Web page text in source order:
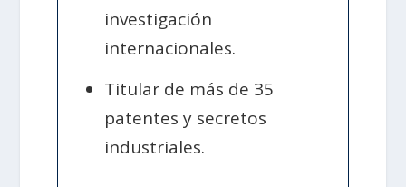
investigación
internacionales.
Titular de más de 35
patentes y secretos
industriales.